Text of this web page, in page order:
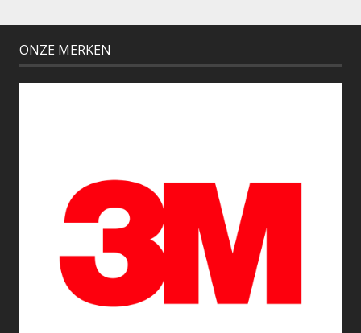
ONZE MERKEN